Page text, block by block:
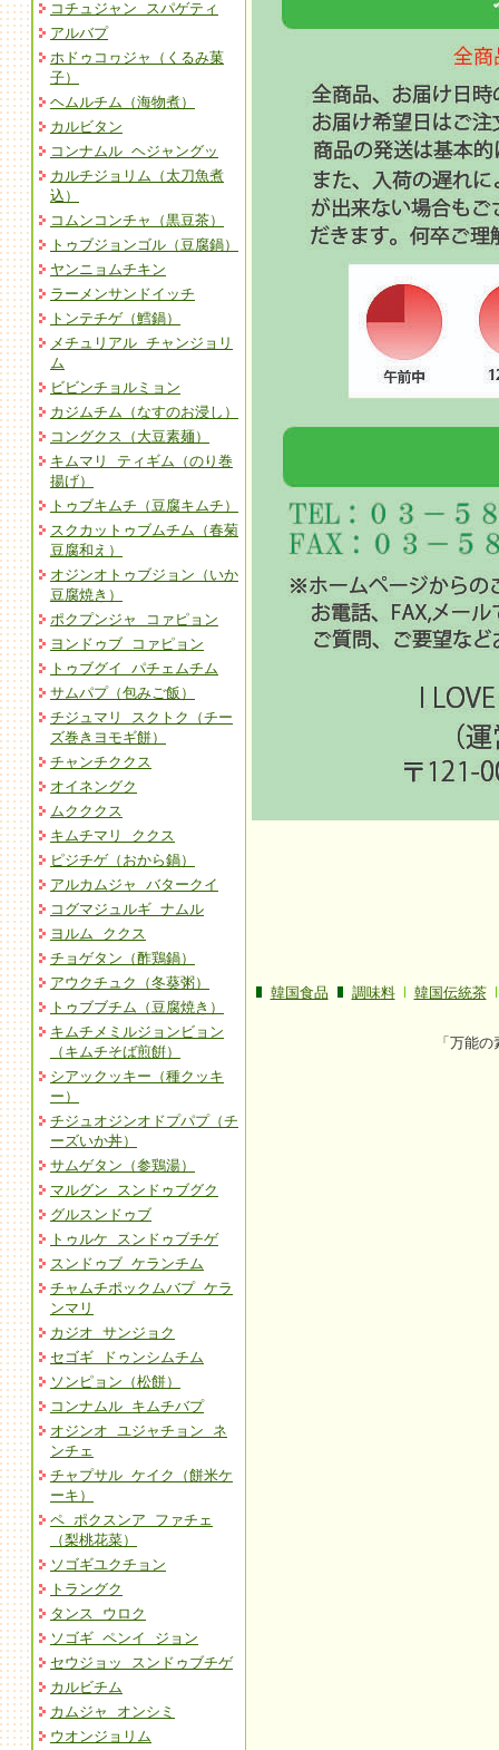
コチュジャン スパゲティ
アルバプ
ホドゥコヮジャ（くるみ菓
子）
ヘムルチム（海物煮）
カルビタン
コンナムル ヘジャングッ
カルチジョリム（太刀魚煮
込）
コムンコンチャ（黒豆茶）
トゥブジョンゴル（豆腐鍋）
ヤンニョムチキン
ラーメンサンドイッチ
トンテチゲ（鱈鍋）
メチュリアル チャンジョリ
ム
ビビンチョルミョン
カジムチム（なすのお浸し）
コングクス（大豆素麺）
キムマリ ティギム（のり巻
揚げ）
トゥブキムチ（豆腐キムチ）
スクカットゥブムチム（春菊
豆腐和え）
オジンオトゥブジョン（いか
豆腐焼き）
ポクプンジャ コァピョン
ヨンドゥブ コァピョン
トゥブグイ パチェムチム
サムパプ（包みご飯）
チジュマリ スクトク（チー
ズ巻きヨモギ餅）
チャンチククス
オイネングク
ムクククス
キムチマリ ククス
ピジチゲ（おから鍋）
アルカムジャ バタークイ
コグマジュルギ ナムル
ヨルム ククス
チョゲタン（酢鶏鍋）
アウクチュク（冬葵粥）
トゥブブチム（豆腐焼き）
キムチメミルジョンビョン
（キムチそば煎餠）
シアックッキー（種クッキ
ー）
チジュオジンオドプパプ（チ
ーズいか丼）
サムゲタン（参鶏湯）
マルグン スンドゥブグク
グルスンドゥブ
トゥルケ スンドゥブチゲ
スンドゥブ ケランチム
チャムチポックムバプ ケラ
ンマリ
カジオ サンジョク
セゴギ ドゥンシムチム
ソンピョン（松餅）
コンナムル キムチバプ
オジンオ ユジャチョン ネ
ンチェ
チャプサル ケイク（餅米ケ
ーキ）
ペ ポクスンア ファチェ
（梨桃花菜）
ソゴギユクチョン
トラングク
タンス ウロク
ソゴギ ペンイ ジョン
セウジョッ スンドゥブチゲ
カルビチム
カムジャ オンシミ
ウオンジョリム
韓国食品 調味料 韓国伝統茶
「万能